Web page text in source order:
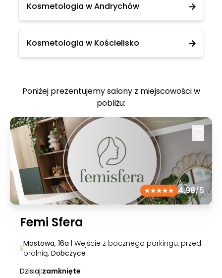
Kosmetologia w Andrychów
Kosmetologia w Kościelisko
Poniżej prezentujemy salony z miejscowości w
pobliżu:
4.98/5
Femi Sfera
Mostowa, 16a | Wejście z bocznego parkingu, przed
pralnią, Dobczyce
Dzisiaj:zamknięte